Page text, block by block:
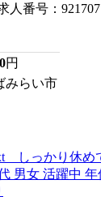
番号：921707
円
みらい市